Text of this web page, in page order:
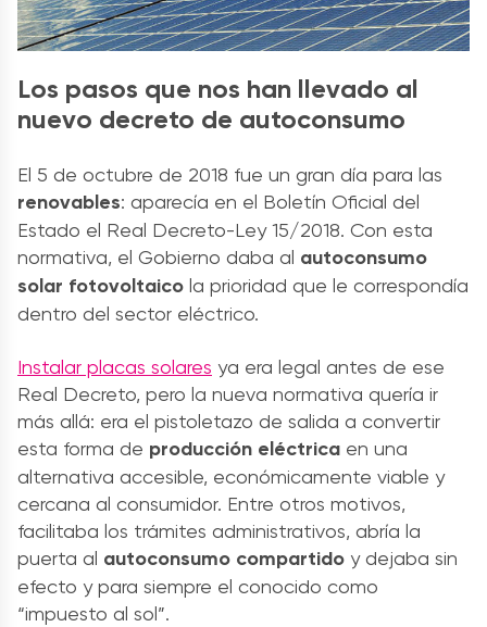
Los pasos que nos han llevado al
nuevo decreto de autoconsumo
El 5 de octubre de 2018 fue un gran día para las
renovables: aparecía en el Boletín Oficial del
Estado el Real Decreto-Ley 15/2018. Con esta
normativa, el Gobierno daba al autoconsumo
solar fotovoltaico la prioridad que le correspondía
dentro del sector eléctrico.
Instalar placas solares ya era legal antes de ese
Real Decreto, pero la nueva normativa quería ir
más allá: era el pistoletazo de salida a convertir
esta forma de producción eléctrica en una
alternativa accesible, económicamente viable y
cercana al consumidor. Entre otros motivos,
facilitaba los trámites administrativos, abría la
puerta al autoconsumo compartido y dejaba sin
efecto y para siempre el conocido como
“impuesto al sol”.